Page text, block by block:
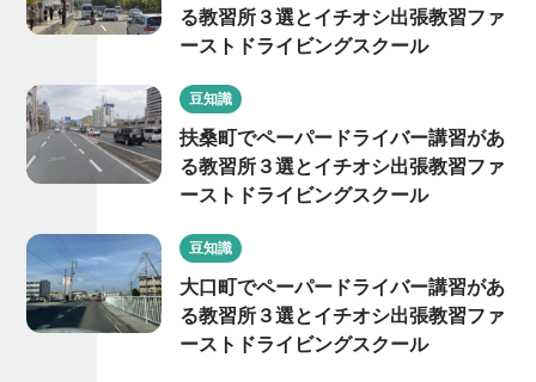
る教習所３選とイチオシ出張教習ファ
ーストドライビングスクール
豆知識
扶桑町でペーパードライバー講習があ
る教習所３選とイチオシ出張教習ファ
ーストドライビングスクール
豆知識
大口町でペーパードライバー講習があ
る教習所３選とイチオシ出張教習ファ
ーストドライビングスクール